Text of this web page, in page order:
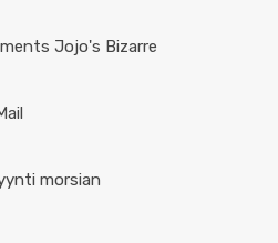
Jojo's Bizarre
morsian